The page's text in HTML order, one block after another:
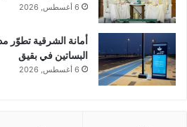
6 أغسطس, 2026
أمانة الشرقية
البساتين في بقيق
6 أغسطس, 2026